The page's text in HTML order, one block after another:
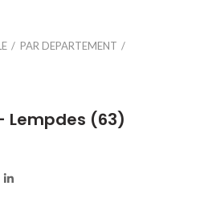
PAR DEPARTEMENT
– Lempdes (63)